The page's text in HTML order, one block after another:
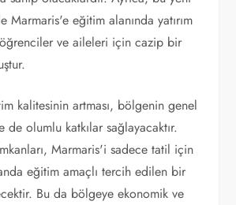
Marmaris'e eğitim alanında yatırım
ve aileleri için cazip bir
kalitesinin artması, bölgenin genel
de olumlu katkılar sağlayacaktır.
Marmaris'i sadece tatil için
eğitim amaçlı tercih edilen bir
Bu da bölgeye ekonomik ve